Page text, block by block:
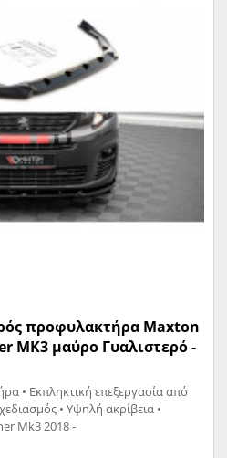
προφυλακτήρα Maxton
MK3 μαύρο Γυαλιστερό -
• Εκπληκτική επεξεργασία από
• Υψηλή ακρίβεια •
Mk3 2018 -